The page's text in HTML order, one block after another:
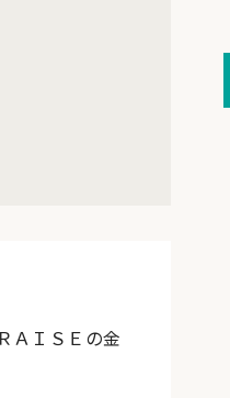
ＡＩＳＥの金